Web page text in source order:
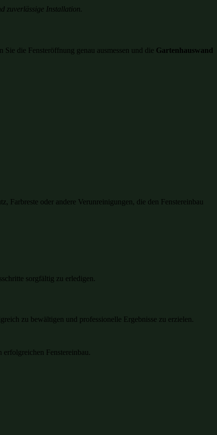
zuverlässige Installation.
die Fensteröffnung genau ausmessen und die Gartenhauswand
Farbreste oder andere Verunreinigungen, die den Fenstereinbau
sorgfältig zu erledigen.
zu bewältigen und professionelle Ergebnisse zu erzielen.
Fenstereinbau.